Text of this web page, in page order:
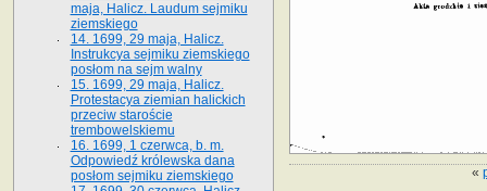
«
maja, Halicz. Laudum sejmiku
ziemskiego
14. 1699, 29 maja, Halicz.
Instrukcya sejmiku ziemskiego
posłom na sejm walny
15. 1699, 29 maja, Halicz.
Protestacya ziemian halickich
przeciw staroście
trembowelskiemu
16. 1699, 1 czerwca, b. m.
Odpowiedź królewska dana
posłom sejmiku ziemskiego